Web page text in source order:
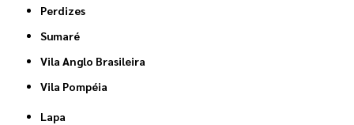
Perdizes
Sumaré
Vila Anglo Brasileira
Vila Pompéia
Lapa